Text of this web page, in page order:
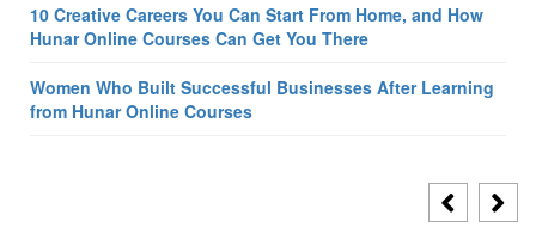
10 Creative Careers You Can Start From Home, and How
Hunar Online Courses Can Get You There
Women Who Built Successful Businesses After Learning
from Hunar Online Courses